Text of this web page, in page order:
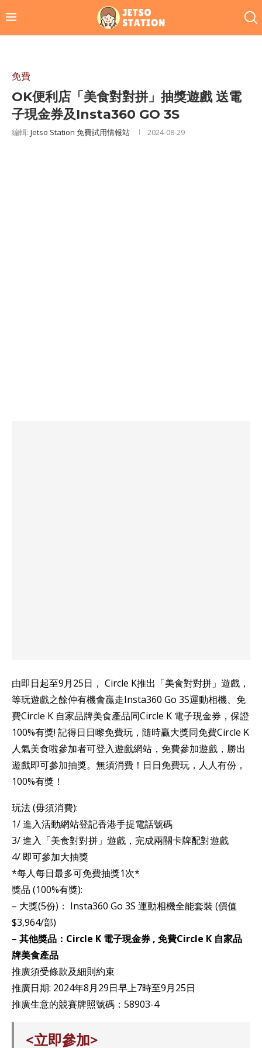
免費
OK便利店「美食對對拼」抽獎遊戲 送電
子現金券及Insta360 GO 3S
編輯: Jetso Station 免費試用情報站 2024-08-29
由即日起至9月25日， Circle K推出「美食對對拼」遊戲，
等玩遊戲之餘仲有機會贏走Insta360 Go 3S運動相機、免
費Circle K 自家品牌美食產品同Circle K 電子現金券，保證
100%有獎! 記得日日嚟免費玩，隨時贏大獎同免費Circle K
人氣美食啦參加者可登入遊戲網站，免費參加遊戲，勝出
遊戲即可參加抽獎。無須消費！日日免費玩，人人有份，
100%有獎！
玩法 (毋須消費):
1/ 進入活動網站登記香港手提電話號碼
3/ 進入「美食對對拼」遊戲，完成兩關卡牌配對遊戲
4/ 即可參加大抽獎
*每人每日最多可免費抽獎1次*
獎品 (100%有獎):
– 大獎(5份)： Insta360 Go 3S 運動相機全能套裝 (價值
$3,964/部)
– 其他獎品：Circle K 電子現金券 , 免費Circle K 自家品
牌美食產品
推廣須受條款及細則約束
推廣日期: 2024年8月29日早上7時至9月25日
推廣生意的競賽牌照號碼：58903-4
<立即參加>